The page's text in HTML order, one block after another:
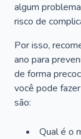
algum
risco de
Por isso,
ano para
de forma
você pode
são:
Qual é o